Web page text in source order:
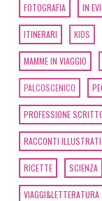
FOTOGRAFIA IN
ITINERARI KIDS
MAMME IN VIAGGIO
PALCOSCENICO
PROFESSIONE
RACCONTI ILLUSTRATI
RICETTE SCIENZA
VIAGGI&LETTERATURA